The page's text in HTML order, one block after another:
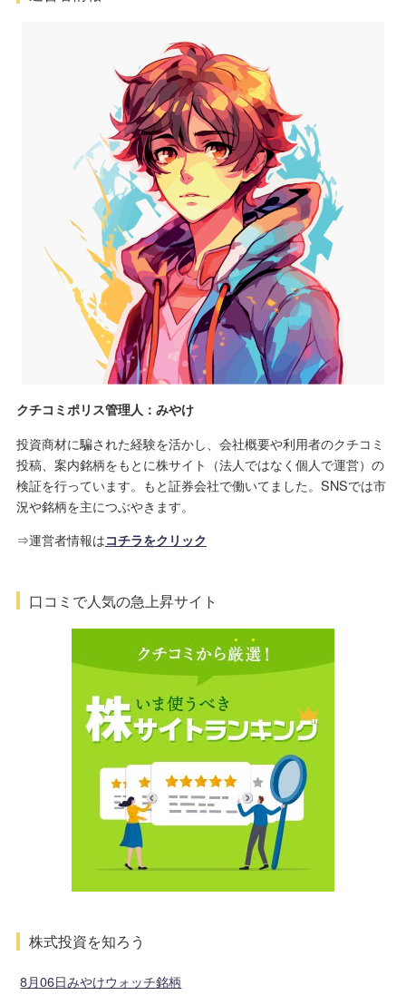
クチコミポリス管理人：みやけ
投資商材に騙された経験を活かし、会社概要や利用者のクチコミ
投稿、案内銘柄をもとに株サイト（法人ではなく個人で運営）の
検証を行っています。もと証券会社で働いてました。SNSでは市
況や銘柄を主につぶやきます。
⇒運営者情報はコチラをクリック
口コミで人気の急上昇サイト
株式投資を知ろう
8月06日みやけウォッチ銘柄